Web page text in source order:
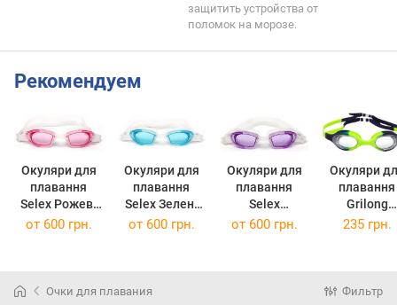
защитить устройства от
поломок на морозе.
Рекомендуем
Окуляри для
плавання
Selex Рожеві
(Sel2600PN)
Окуляри для
плавання
Selex Зелені
(Sel2600G)
Окуляри для
плавання
Selex
Фіолетові
Окуляри
плавання
Grilong
Зелено-
от 600 грн. от 600 грн. от 600 грн. 235 грн.
Очки для плавания Фильтр